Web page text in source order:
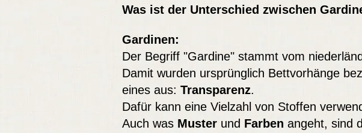
Was ist der Unterschied zwischen
Gardinen:
Der Begriff "Gardine" stammt vom
Damit wurden ursprünglich Bettvorhänge
eines aus: Transparenz.
Dafür kann eine Vielzahl von Stoffen
Auch was Muster und Farben angeht, sind